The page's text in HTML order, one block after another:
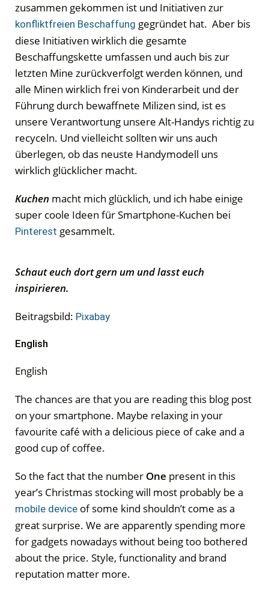
zusammen gekommen ist und Initiativen zur
konfliktfreien Beschaffung gegründet hat. Aber bis
diese Initiativen wirklich die gesamte
Beschaffungskette umfassen und auch bis zur
letzten Mine zurückverfolgt werden können, und
alle Minen wirklich frei von Kinderarbeit und der
Führung durch bewaffnete Milizen sind, ist es
unsere Verantwortung unsere Alt-Handys richtig zu
recyceln. Und vielleicht sollten wir uns auch
überlegen, ob das neuste Handymodell uns
wirklich glücklicher macht.
Kuchen macht mich glücklich, und ich habe einige
super coole Ideen für Smartphone-Kuchen bei
Pinterest gesammelt.
Schaut euch dort gern um und lasst euch
inspirieren.
Beitragsbild: Pixabay
English
English
The chances are that you are reading this blog post
on your smartphone. Maybe relaxing in your
favourite café with a delicious piece of cake and a
good cup of coffee.
So the fact that the number One present in this
year’s Christmas stocking will most probably be a
mobile device of some kind shouldn’t come as a
great surprise. We are apparently spending more
for gadgets nowadays without being too bothered
about the price. Style, functionality and brand
reputation matter more.